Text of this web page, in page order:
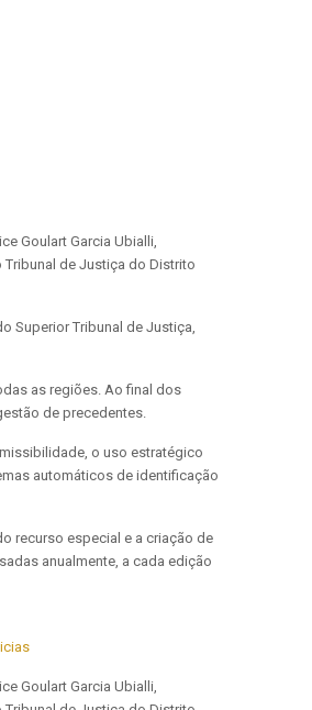
Goulart Garcia Ubialli,
Tribunal de Justiça do Distrito
Superior Tribunal de Justiça,
as regiões. Ao final dos
de precedentes.
o uso estratégico
automáticos de identificação
recurso especial e a criação de
anualmente, a cada edição
Goulart Garcia Ubialli,